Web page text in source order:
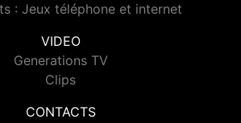
: Jeux téléphone et internet
VIDEO
Generations TV
Clips
CONTACTS